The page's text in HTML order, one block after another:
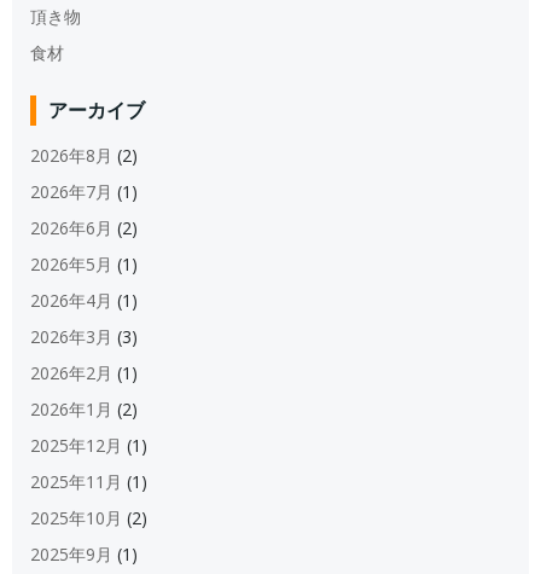
頂き物
食材
アーカイブ
2026年8月 (2)
2026年7月 (1)
2026年6月 (2)
2026年5月 (1)
2026年4月 (1)
2026年3月 (3)
2026年2月 (1)
2026年1月 (2)
2025年12月 (1)
2025年11月 (1)
2025年10月 (2)
2025年9月 (1)